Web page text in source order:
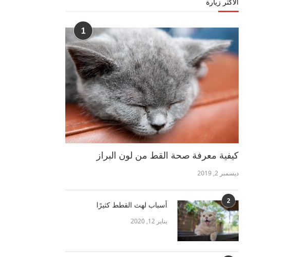
الأكثر زيارة
1
كيفية معرفة صحة القط من لون البراز
ديسمبر 2, 2019
2 أسباب لهث القطط كثيرًا
يناير 12, 2020